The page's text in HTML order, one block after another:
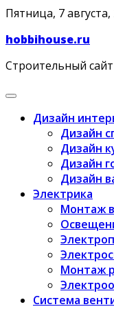
Skip
content
Пятница, 7 августа,
hobbihouse.ru
Строительный
Дизайн
Дизайн
Дизайн
Дизайн
Дизайн
Электрика
Монтаж
Монтаж
Система